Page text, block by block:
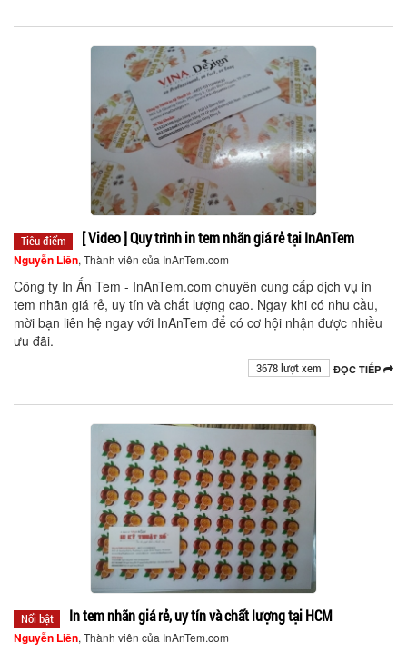
Tiêu điểm [ Video ] Quy trình in tem nhãn giá rẻ tại InAnTem
Nguyễn Liên, Thành viên của InAnTem.com
Công ty In Ấn Tem - InAnTem.com chuyên cung cấp dịch vụ in
tem nhãn giá rẻ, uy tín và chất lượng cao. Ngay khi có nhu cầu,
mời bạn liên hệ ngay với InAnTem để có cơ hội nhận được nhiều
ưu đãi.
ĐỌC TIẾP
3678 lượt xem
Nổi bật In tem nhãn giá rẻ, uy tín và chất lượng tại HCM
Nguyễn Liên, Thành viên của InAnTem.com